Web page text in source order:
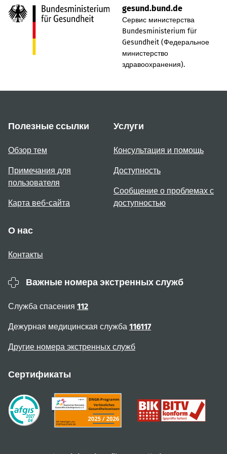
gesund.bund.de
Сервис министерства
Bundesministerium für
Gesundheit (Федеральное
министерство
здравоохранения).
Полезные ссылки
Обзор тем
Примечания для
пользователя
Карта веб-сайта
Услуги
Консультация и помощь
Доступность
Сообщение о проблемах с
доступностью
О нас
Контакты
Важные номера экстренных служб
Служба спасения 112
Дежурная медицинская служба 116117
Другие номера экстренных служб
Сертификаты